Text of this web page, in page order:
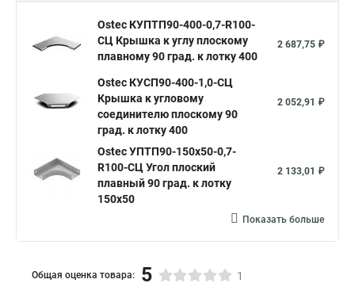
плавному 90 град. к лотку 200
Ostec КУПТП90-300-0,7-R100-
плавному 90 град. к лотку 300
Аналоги по цене
Ostec КУПТП90-400-0,7-R100-
СЦ Крышка к углу плоскому
2 687,75 ₽
Крышка к угловому